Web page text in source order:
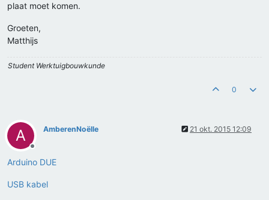
plaat moet komen.
Groeten,
Matthijs
Student Werktuigbouwkunde
0
A
Offline
AmberenNoëlle 21 okt. 2015 12:09
Arduino DUE
USB kabel